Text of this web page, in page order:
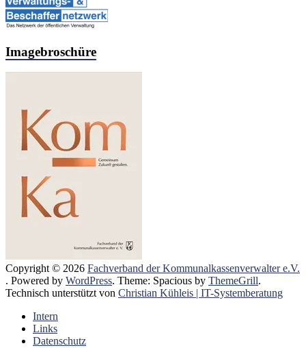
Imagebroschüre
Copyright © 2026 Fachverband der Kommunalkassenverwalter e.V.
. Powered by WordPress. Theme: Spacious by ThemeGrill.
Technisch unterstützt von Christian Kühleis | IT-Systemberatung
Intern
Links
Datenschutz